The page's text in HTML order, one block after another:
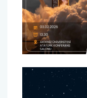
Tıp Fakültesi
Turizm Fakültesi
Ziraat Fakültesi